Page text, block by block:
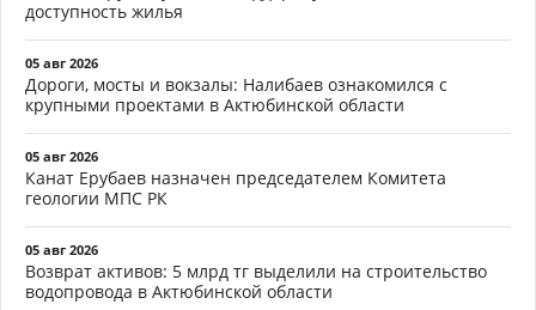
доступность жилья
05 авг 2026
Дороги, мосты и вокзалы: Налибаев ознакомился с
крупными проектами в Актюбинской области
05 авг 2026
Канат Ерубаев назначен председателем Комитета
геологии МПС РК
05 авг 2026
Возврат активов: 5 млрд тг выделили на строительство
водопровода в Актюбинской области